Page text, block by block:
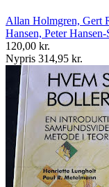
Allan Holmgren, Gert
Hansen, Peter
120,00 kr.
Nypris 314,95 kr.